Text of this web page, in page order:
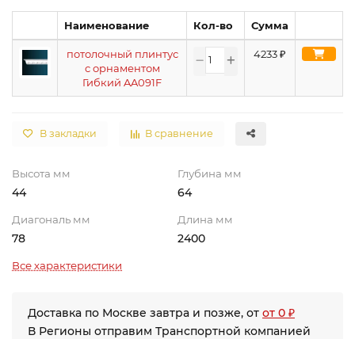
Наименование Кол-во Сумма
потолочный плинтус
с орнаментом
Гибкий AA091F
4233₽
В закладки В сравнение
Высота мм
44
Глубина мм
64
Диагональ мм
78
Длина мм
2400
Все характеристики
Доставка по Москве завтра и позже, от от 0 ₽
В Регионы отправим Транспортной компанией